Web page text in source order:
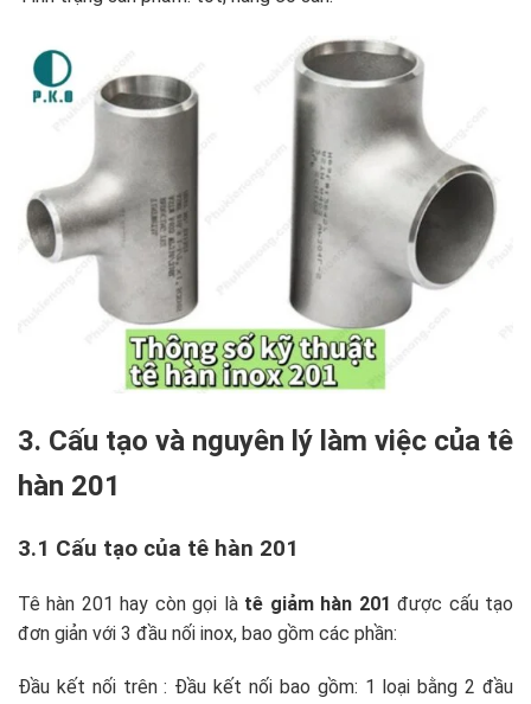
3. Cấu tạo và nguyên lý làm việc của tê
hàn 201
3.1 Cấu tạo của tê hàn 201
Tê hàn 201 hay còn gọi làtê giảm hàn 201được cấu tạo
đơn giản với 3 đầu nối inox, bao gồm các phần:
Đầu kết nối trên : Đầu kết nối bao gồm: 1 loại bằng 2 đầu